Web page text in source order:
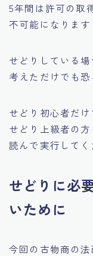
5年間は許可の取
不可能になります
せどりしている場
考えただけでも恐
せどり初心者だけ
せどり上級者の方
読んで実行してく
せどりに必
いために
今回の古物商の